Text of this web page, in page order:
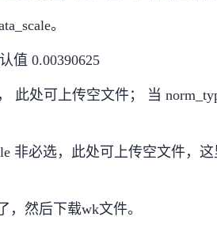
。
值 0.00390625
此处可上传空文件； 当
非必选，此处可上传空文件，
，然后下载wk文件。